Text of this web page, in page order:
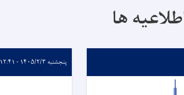
ها
پنجشنبه ۱۴۰۵/۲/۳ - ۱۲:۴۱